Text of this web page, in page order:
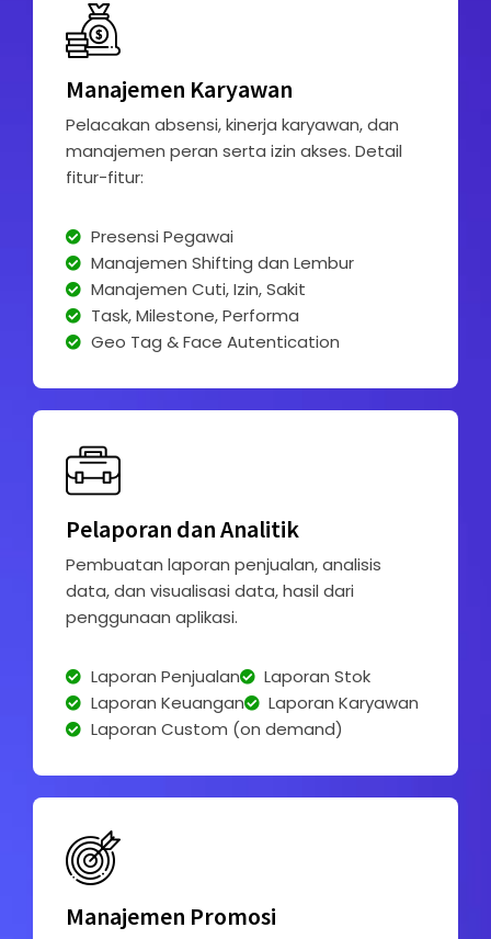
Manajemen Karyawan
Pelacakan absensi, kinerja karyawan, dan
manajemen peran serta izin akses. Detail
fitur-fitur:
Presensi Pegawai
Manajemen Shifting dan Lembur
Manajemen Cuti, Izin, Sakit
Task, Milestone, Performa
Geo Tag & Face Autentication
Pelaporan dan Analitik
Pembuatan laporan penjualan, analisis
data, dan visualisasi data, hasil dari
penggunaan aplikasi.
Laporan Penjualan
Laporan Stok
Laporan Keuangan
Laporan Karyawan
Laporan Custom (on demand)
Manajemen Promosi